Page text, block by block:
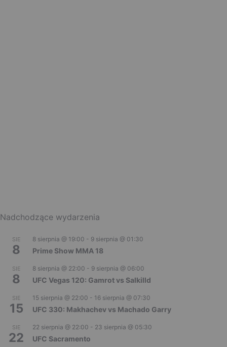
Nadchodzące wydarzenia
SIE
8
8 sierpnia @ 19:00 - 9 sierpnia @ 01:30
Prime Show MMA 18
SIE
8
8 sierpnia @ 22:00 - 9 sierpnia @ 06:00
UFC Vegas 120: Gamrot vs Salkilld
SIE
15
15 sierpnia @ 22:00 - 16 sierpnia @ 07:30
UFC 330: Makhachev vs Machado Garry
SIE
22
22 sierpnia @ 22:00 - 23 sierpnia @ 05:30
UFC Sacramento